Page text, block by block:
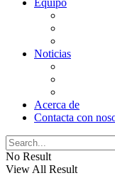
Equipo
Noticias
Acerca de
Contacta con
No Result
View All Result